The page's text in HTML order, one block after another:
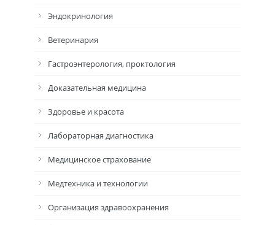
Эндокринология
Ветеринария
Гастроэнтерология, проктология
Доказательная медицина
Здоровье и красота
Лабораторная диагностика
Медицинское страхование
Медтехника и технологии
Организация здравоохранения